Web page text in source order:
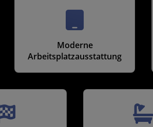
Moderne
Arbeitsplatzausstattung